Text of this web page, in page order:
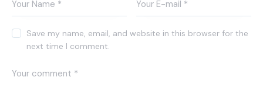
Save my name, email, and website in this browser for the
next time I comment.